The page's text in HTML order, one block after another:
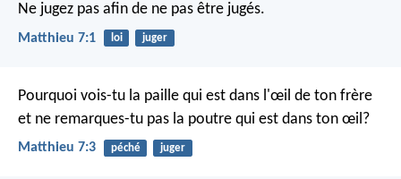
Ne jugez pas afin de ne pas être jugés.
Matthieu 7:1 loi juger
Pourquoi vois-tu la paille qui est dans l'œil de ton frère
et ne remarques-tu pas la poutre qui est dans ton œil?
Matthieu 7:3 péché juger